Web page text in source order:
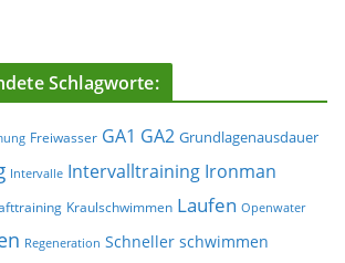
Schlagworte:
Freiwasser GA1 GA2 Grundlagenausdauer
Intervalle Intervalltraining Ironman
Kraulschwimmen Laufen Openwater
Regeneration Schneller schwimmen